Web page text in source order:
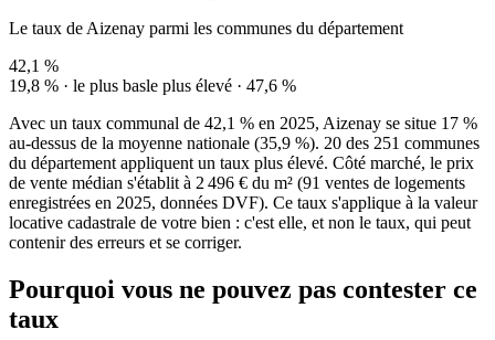
Le taux de Aizenay parmi les communes du département
42,1 %
19,8 % · le plus basle plus élevé · 47,6 %
Avec un taux communal de 42,1 % en 2025, Aizenay se situe 17 %
au-dessus de la moyenne nationale (35,9 %). 20 des 251 communes
du département appliquent un taux plus élevé. Côté marché, le prix
de vente médian s'établit à 2 496 € du m² (91 ventes de logements
enregistrées en 2025, données DVF). Ce taux s'applique à la valeur
locative cadastrale de votre bien : c'est elle, et non le taux, qui peut
contenir des erreurs et se corriger.
Pourquoi vous ne pouvez pas contester ce
taux